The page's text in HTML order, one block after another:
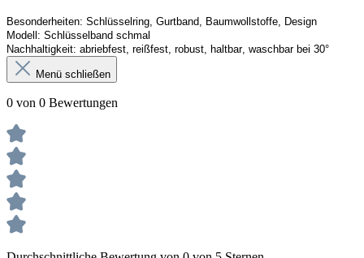
Besonderheiten: Schlüsselring, Gurtband, Baumwollstoffe, Design
Modell: Schlüsselband schmal
Nachhaltigkeit: abriebfest, reißfest, robust, haltbar, waschbar bei 30°
Menü schließen
0 von 0 Bewertungen